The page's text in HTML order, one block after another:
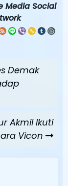
Media Social
Demak
Akmil Ikuti
Vicon